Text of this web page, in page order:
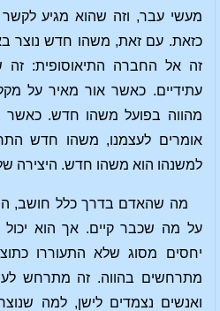
מעשי עבר, וזה שהוא מגיע
כזאת. עם זאת, משהו חדש נוצר
זה אל החברה התיאוסופית: זה
עתידיים. כאשר אור מאיר על
מהווה בפועל משהו חדש. כאשר
אומרים לעצמנו, משהו חדש
למשנהו הוא משהו חדש. היצירה
מה שהאדם בדרך כלל חושב,
על מה שכבר קיים. אך הוא
יחסים מסוג שלא התעוררו
מתרחשים בהווה. זה מתרחש
ואנשים נצמדים לישן, למה